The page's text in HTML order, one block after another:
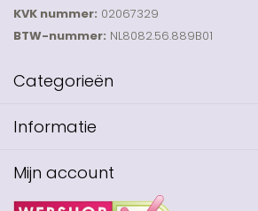
KVK nummer: 02067329
BTW-nummer: NL8082.56.889B01
Categorieën
Informatie
Mijn account